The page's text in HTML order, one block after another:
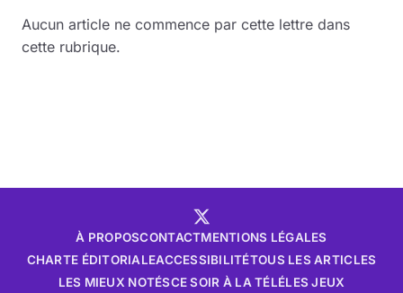
Aucun article ne commence par cette lettre dans
cette rubrique.
À PROPOSCONTACTMENTIONS LÉGALES
CHARTE ÉDITORIALEACCESSIBILITÉTOUS LES ARTICLES
LES MIEUX NOTÉSCE SOIR À LA TÉLÉLES JEUX